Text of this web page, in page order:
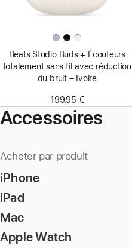
Beats Studio Buds + Écouteurs
totalement sans fil avec réduction
du bruit – Ivoire
199,95 €
Accessoires
Acheter par produit
iPhone
iPad
Mac
Apple Watch